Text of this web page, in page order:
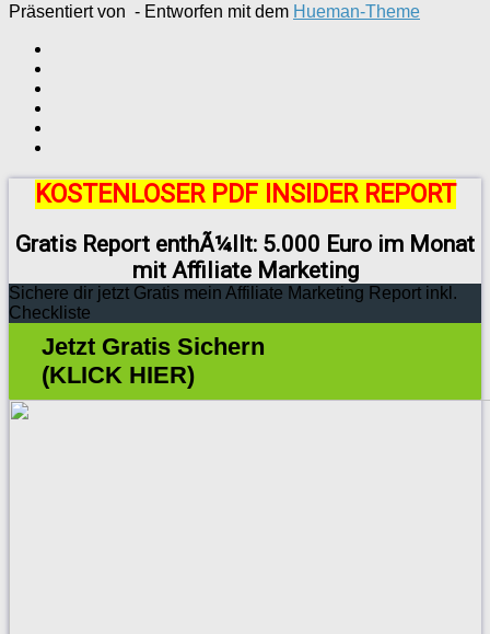
Präsentiert von - Entworfen mit dem Hueman-Theme
KOSTENLOSER PDF INSIDER REPORT
Gratis Report enthÃ¼llt: 5.000 Euro im Monat
mit Affiliate Marketing
Sichere dir jetzt Gratis mein Affiliate Marketing Report inkl.
Checkliste
Jetzt Gratis Sichern
(KLICK HIER)